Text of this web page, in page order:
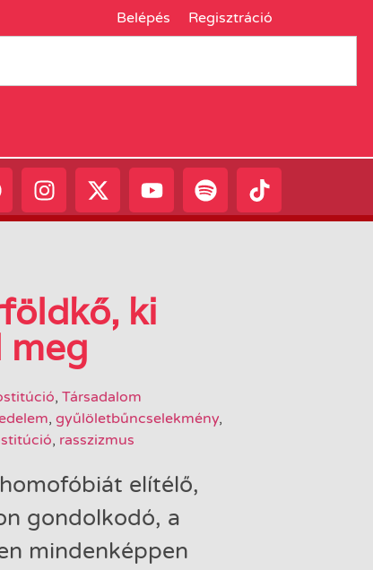
Belépés Regisztráció
ki
meg
, Társadalom
, gyűlöletbűncselekmény,
, rasszizmus
elítélő,
gondolkodó, a
mindenképpen